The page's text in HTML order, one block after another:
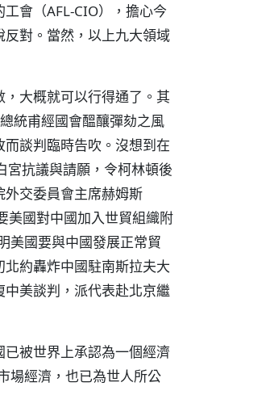
會（AFL-CIO），擔心今
對。當然，以上九大領域
大概就可以行得通了。其
統甫經國會醞釀彈劾之風
談判臨時告吹。沒想到在
宮抗議與請願，令柯林頓後
交委員會主席赫姆斯
美國對中國加入世貿組織附
美國要與中國發展正常貿
約轟炸中國駐南斯拉夫大
美談判，派代表赴北京繼
被世界上承認為一個經濟
場經濟，也已為世人所公